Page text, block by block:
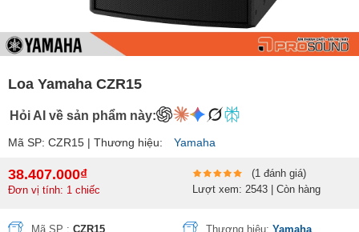
Loa Yamaha CZR15
Hỏi AI về sản phẩm này:
Mã SP: CZR15 | Thương hiệu: Yamaha
38.407.000₫
Đơn vị tính: 1 chiếc
(1 đánh giá)
Lượt xem: 2543 | Còn hàng
Mã SP : CZR15 Thương hiệu:Yamaha